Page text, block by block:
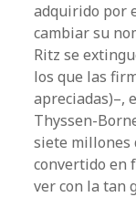
adquirido por
cambiar su
Ritz se
los que las
apreciadas)–,
Thyssen-
siete millones
convertido en
ver con la tan